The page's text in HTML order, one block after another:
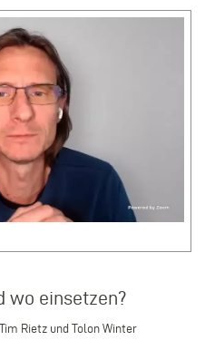
wo einsetzen?
Rietz und Tolon Winter